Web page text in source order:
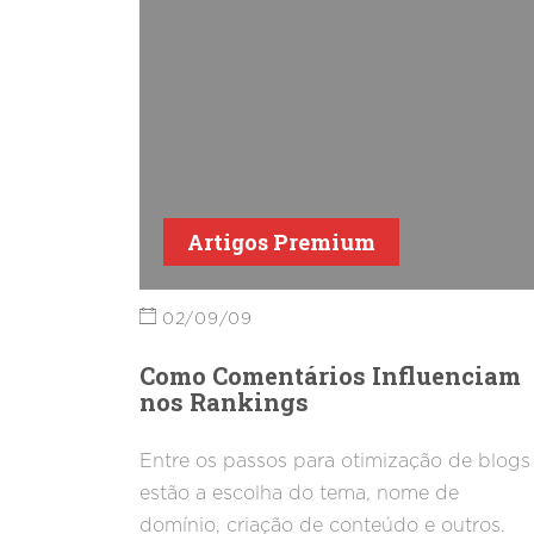
Artigos Premium
02/09/09
Como Comentários Influenciam
nos Rankings
Entre os passos para otimização de blogs
estão a escolha do tema, nome de
domínio, criação de conteúdo e outros.